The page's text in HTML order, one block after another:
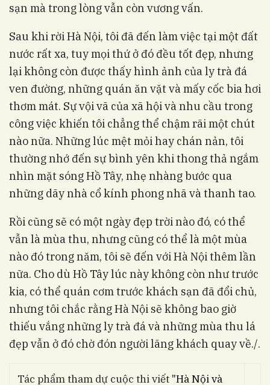
sạn mà trong lòng vẫn còn vương vấn.
Sau khi rời Hà Nội, tôi đã đến làm việc tại một đất
nước rất xa, tuy mọi thứ ở đó đều tốt đẹp, nhưng
lại không còn được thấy hình ảnh của ly trà đá
ven đường, những quán ăn vặt và mấy cốc bia hơi
thơm mát. Sự vội vã của xã hội và nhu cầu trong
công việc khiến tôi chẳng thể chậm rãi một chút
nào nữa. Những lúc mệt mỏi hay chán nản, tôi
thường nhớ đến sự bình yên khi thong thả ngắm
nhìn mặt sóng Hồ Tây, nhẹ nhàng bước qua
những dãy nhà cổ kính phong nhã và thanh tao.
Rồi cũng sẽ có một ngày đẹp trời nào đó, có thể
vẫn là mùa thu, nhưng cũng có thể là một mùa
nào đó trong năm, tôi sẽ đến với Hà Nội thêm lần
nữa. Cho dù Hồ Tây lúc này không còn như trước
kia, có thể quán cơm trước khách sạn đã đổi chủ,
nhưng tôi chắc rằng Hà Nội sẽ không bao giờ
thiếu vắng những ly trà đá và những mùa thu lá
đẹp vẫn ở đó chờ đón người lãng khách quay về./.
Tác phẩm tham dự cuộc thi viết "Hà Nội và